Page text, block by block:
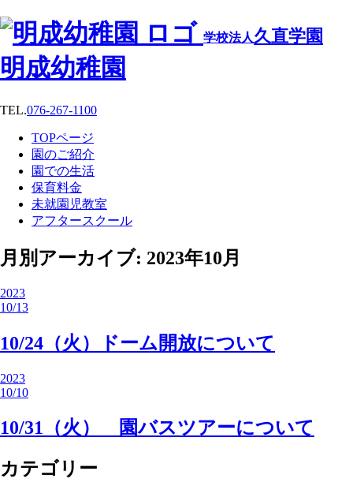
学校法人久直学園
明成幼稚園
TEL.076-267-1100
TOPページ
園のご紹介
園での生活
保育料金
未就園児教室
アフタースクール
月別アーカイブ: 2023年10月
2023
10/13
10/24（火）ドーム開放について
2023
10/10
10/31（火） 園バスツアーについて
カテゴリー